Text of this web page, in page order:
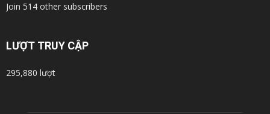
Join 514 other subscribers
LƯỢT TRUY CẬP
295,880 lượt